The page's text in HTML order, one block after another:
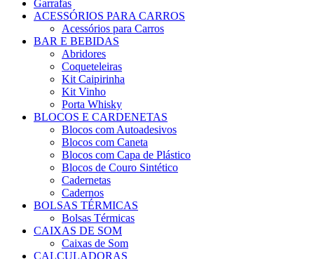
Garrafas
ACESSÓRIOS PARA CARROS
Acessórios para Carros
BAR E BEBIDAS
Abridores
Coqueteleiras
Kit Caipirinha
Kit Vinho
Porta Whisky
BLOCOS E CARDENETAS
Blocos com Autoadesivos
Blocos com Caneta
Blocos com Capa de Plástico
Blocos de Couro Sintético
Cadernetas
Cadernos
BOLSAS TÉRMICAS
Bolsas Térmicas
CAIXAS DE SOM
Caixas de Som
CALCULADORAS